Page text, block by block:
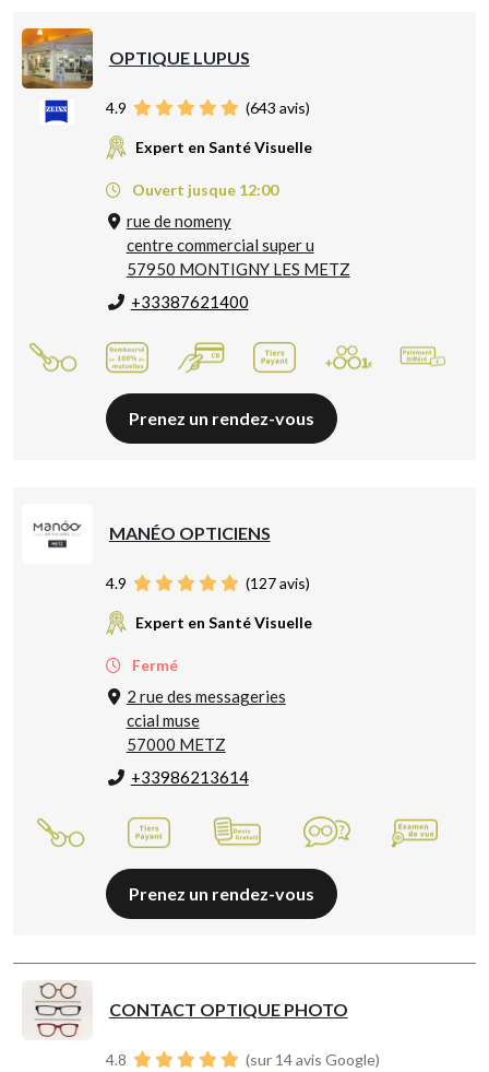
OPTIQUE LUPUS
4.9 (643 avis)
Expert en Santé Visuelle
Ouvert jusque 12:00
rue de nomeny
centre commercial super u
57950 MONTIGNY LES METZ
+33387621400
Prenez un rendez-vous
MANÉO OPTICIENS
4.9 (127avis)
Expert en Santé Visuelle
Fermé
2 rue des messageries
ccial muse
57000 METZ
+33986213614
Prenez un rendez-vous
CONTACT OPTIQUE PHOTO
4.8
(sur 14 avis Google)